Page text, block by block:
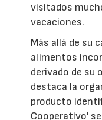
visitados
vacaciones.
Más allá de su
alimentos
derivado de su
destaca la
producto
Cooperativo'